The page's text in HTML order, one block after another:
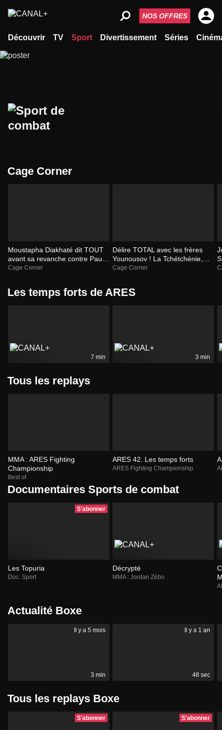
Découvrir TV Sport Divertissement Séries
NOS OFFRES
Cage Corner
Moustapha Diakhaté dit TOUT
avant sa revanche contre Paulin
Begai à l'ARES 40 - CAGE
Cage Corner
Délire TOTAL avec les frères
Younousov ! La Tchétchénie,
leur histoire folle...
Cage Corner
Les temps forts de ARES
7 min 3 min
Tous les replays
MMA : ARES Fighting
Championship
Best of
ARES 42. Les temps forts
ARES Fighting Championship
Documentaires Sports de combat
S'abonner
Les Topuria
Doc. Sport
Décrypté
MMA : Jordan Zébo
Actualité Boxe
Il y a 5 mois
3 min
Il y a 1 an
48 sec
Tous les replays Boxe
S'abonner S'abonner